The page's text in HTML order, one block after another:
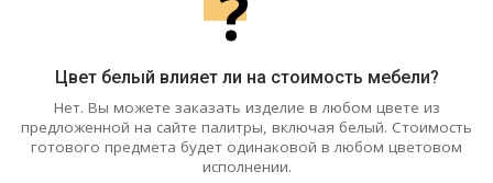
Цвет белый влияет ли на стоимость мебели?
Нет. Вы можете заказать изделие в любом цвете из
предложенной на сайте палитры, включая белый. Стоимость
готового предмета будет одинаковой в любом цветовом
исполнении.